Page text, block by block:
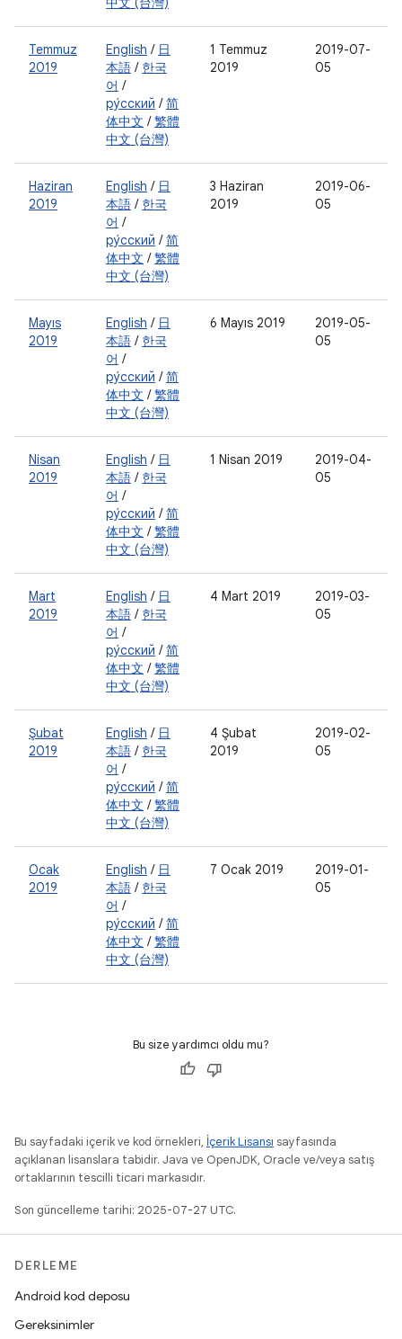
Temmuz
2019
English / 日
本語 / 한국
어 /
ру́сский /简
体中文 /繁體
中文 (台灣)
1 Temmuz
2019
2019-07-
05
Haziran
2019
English / 日
本語 / 한국
어 /
ру́сский /简
体中文 /繁體
中文 (台灣)
3 Haziran
2019
2019-06-
05
Mayıs
2019
English / 日
本語 / 한국
어 /
ру́сский /简
体中文 /繁體
中文 (台灣)
6 Mayıs 2019
2019-05-
05
Nisan
2019
English / 日
本語 / 한국
어 /
ру́сский /简
体中文 /繁體
中文 (台灣)
1 Nisan 2019
2019-04-
05
Mart
2019
English / 日
本語 / 한국
어 /
ру́сский /简
体中文 /繁體
中文 (台灣)
4 Mart 2019
2019-03-
05
Şubat
2019
English / 日
本語 / 한국
어 /
ру́сский /简
体中文 /繁體
中文 (台灣)
4 Şubat
2019
2019-02-
05
Ocak
2019
English / 日
本語 / 한국
어 /
ру́сский /简
体中文 /繁體
中文 (台灣)
7 Ocak 2019
2019-01-
05
Bu size yardımcı oldu mu?
Bu sayfadaki içerik ve kod örnekleri, İçerik Lisansı sayfasında
açıklanan lisanslara tabidir. Java ve OpenJDK, Oracle ve/veya satış
ortaklarının tescilli ticari markasıdır.
Son güncelleme tarihi: 2025-07-27 UTC.
DERLEME
Android kod deposu
Gereksinimler